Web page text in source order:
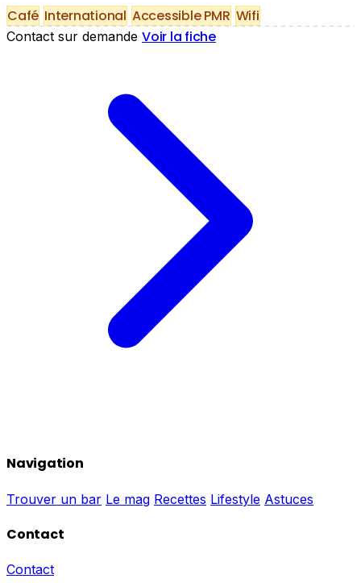
Café International Accessible PMR Wifi
Contact sur demande Voir la fiche
Navigation
Trouver un bar Le mag Recettes Lifestyle Astuces
Contact
Contact